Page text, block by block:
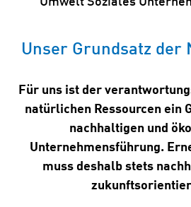
Unser Grundsatz der
Für uns ist der
natürlichen Ressourcen ein
nachhaltigen und
Unternehmensführung.
muss deshalb stets